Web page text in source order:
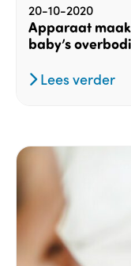
20-10-2020
Apparaat
baby’s
Lees verder